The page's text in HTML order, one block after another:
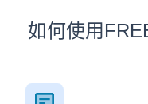
如何使用